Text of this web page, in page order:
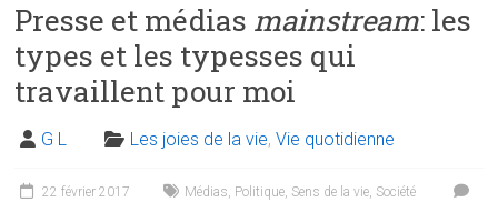
Presse et médias mainstream: les
types et les typesses qui
travaillent pour moi
G L Les joies de la vie,Vie quotidienne
22 février 2017 Médias, Politique, Sens de la vie, Société